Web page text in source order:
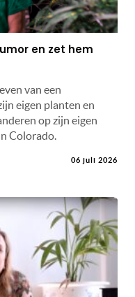
en zet hem
van een
eigen planten en
op zijn eigen
Colorado.
06 juli 2026